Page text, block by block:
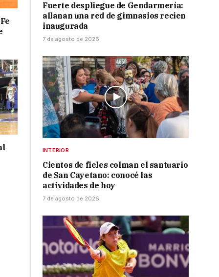
Fuerte despliegue de Gendarmería:
allanan una red de gimnasios recien
inaugurada
7 de agosto de 2026
INTERIOR
Cientos de fieles colman el santuario
de San Cayetano: conocé las
actividades de hoy
7 de agosto de 2026